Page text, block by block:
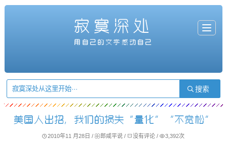
T
o
a
t
i
o
寂寞深处
用自己的文字感动自己
美国人出招，我们的损失“量化”“不宽松”
2010年11 月28日/ 郎咸平说 / 没有评论 / 3,392次